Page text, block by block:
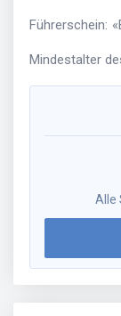
Führerschein: «
Mindestalter
Alle